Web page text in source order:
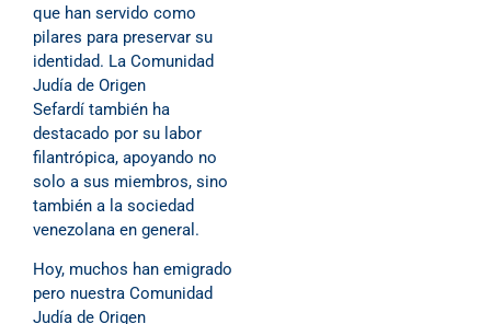
que han servido como
pilares para preservar su
identidad. La Comunidad
Judía de Origen
Sefardí también ha
destacado por su labor
filantrópica, apoyando no
solo a sus miembros, sino
también a la sociedad
venezolana en general.
Hoy, muchos han emigrado
pero nuestra Comunidad
Judía de Origen